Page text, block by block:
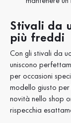
Stivali da
più freddi
Con gli stivali da
uniscono
per occasioni
modello giusto
novità nello shop
rispecchia